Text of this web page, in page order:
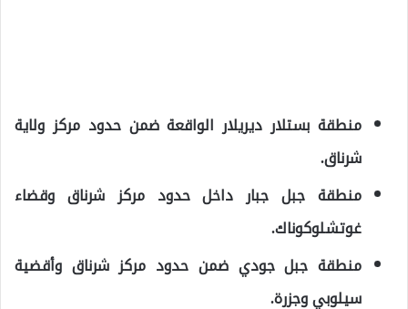
منطقة بستلار ديريلار الواقعة ضمن حدود مركز ولاية
شرناق.
منطقة جبل جبار داخل حدود مركز شرناق وقضاء
غوتشلوكوناك.
منطقة جبل جودي ضمن حدود مركز شرناق وأقضية
سيلوبي وجزرة.